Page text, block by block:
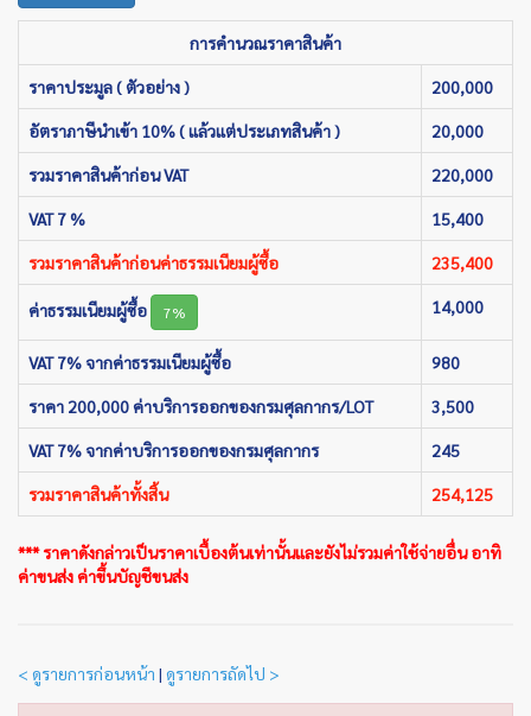
การคำนวณราคาสินค้า
ราคาประมูล ( ตัวอย่าง ) 200,000
อัตราภาษีนำเข้า 10% ( แล้วแต่ประเภทสินค้า ) 20,000
รวมราคาสินค้าก่อน VAT 220,000
VAT 7 % 15,400
รวมราคาสินค้าก่อนค่าธรรมเนียมผู้ซื้อ 235,400
ค่าธรรมเนียมผู้ซื้อ 7% 14,000
VAT 7% จากค่าธรรมเนียมผู้ซื้อ 980
ราคา 200,000 ค่าบริการออกของกรมศุลกากร/LOT 3,500
VAT 7% จากค่าบริการออกของกรมศุลกากร 245
รวมราคาสินค้าทั้งสิ้น 254,125
*** ราคาดังกล่าวเป็นราคาเบื้องต้นเท่านั้นและยังไม่รวมค่าใช้จ่ายอื่น อาทิ
ค่าขนส่ง ค่าขึ้นบัญชีขนส่ง
< ดูรายการก่อนหน้า | ดูรายการถัดไป >